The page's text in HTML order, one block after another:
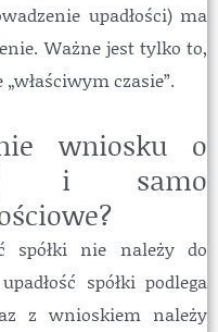
upadłości) ma
Ważne jest tylko to,
czasie”.
wniosku o
i samo
spółki nie należy do
spółki podlega
z wnioskiem należy